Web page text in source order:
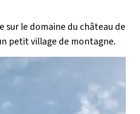
le domaine du château de
petit village de montagne.